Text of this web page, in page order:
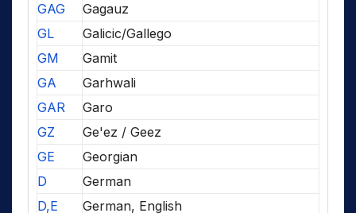
GAG
Gagauz
GL
Galicic/Gallego
GM
Gamit
GA
Garhwali
GAR
Garo
GZ
Ge'ez / Geez
GE
Georgian
D
German
D,E
German, English